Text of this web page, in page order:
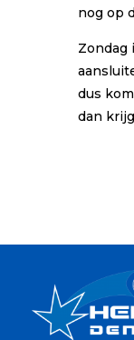
nog op
Zondag
dus
dan